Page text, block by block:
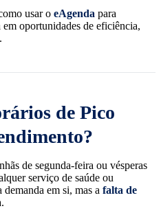
usar o eAgenda para
oportunidades de eficiência,
de Pico
de segunda-feira ou vésperas
serviço de saúde ou
em si, mas a falta de